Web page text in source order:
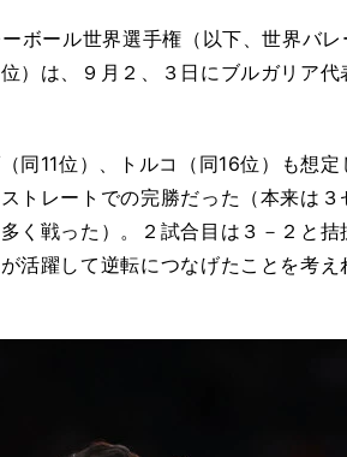
ボール世界選手権（以下、世界バレ
）は、９月２、３日にブルガリア代
同11位）、トルコ（同16位）も想定
トレートでの完勝だった（本来は３
く戦った）。２試合目は３－２と拮
活躍して逆転につなげたことを考